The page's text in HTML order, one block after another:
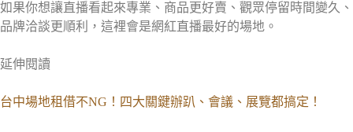
如果你想讓直播看起來專業、商品更好賣、觀眾停留時間變久、
品牌洽談更順利，這裡會是網紅直播最好的場地。
延伸閱讀
台中場地租借不NG！四大關鍵辦趴、會議、展覽都搞定！